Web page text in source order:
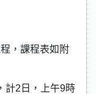
，課程表如附
計2日，上午9時